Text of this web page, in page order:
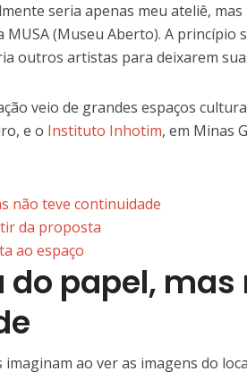
seria apenas meu ateliê,
MUSA (Museu Aberto). A princípio
outros artistas para deixarem
veio de grandes espaços
e o Instituto Inhotim, em Minas
não teve continuidade
da proposta
ao espaço
do papel, mas
ao ver as imagens do